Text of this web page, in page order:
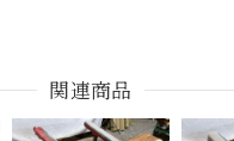
関連商品